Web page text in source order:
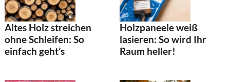
Altes Holz streichen
ohne Schleifen: So
einfach geht’s
Holzpaneele weiß
lasieren: So wird Ihr
Raum heller!